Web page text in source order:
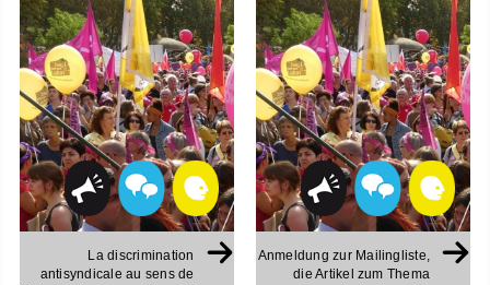
La discrimination
antisyndicale au sens de
Anmeldung zur Mailingliste,
die Artikel zum Thema